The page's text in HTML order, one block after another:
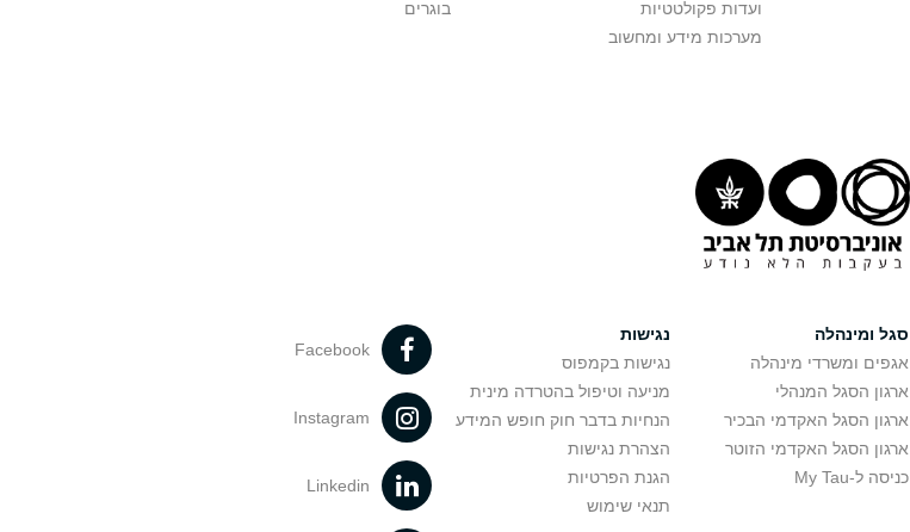
ועדות פקולטטיות
מערכות מידע ומחשוב
בוגרים
סגל ומינהלה
אגפים ומשרדי מינהלה
ארגון הסגל המנהלי
ארגון הסגל האקדמי הבכיר
ארגון הסגל האקדמי הזוטר
כניסה ל-My Tau
נגישות
נגישות בקמפוס
מניעה וטיפול בהטרדה מינית
הנחיות בדבר חוק חופש המידע
הצהרת נגישות
הגנת הפרטיות
תנאי שימוש
Facebook
Instagram
Linkedin